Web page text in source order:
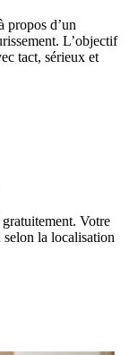
propos d’un
L’objectif
tact, sérieux et
Votre
selon la localisation